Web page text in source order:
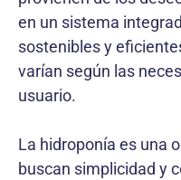
en un sistema
sostenibles y
varían según las
usuario.
La hidroponía es una
buscan simplicidad y